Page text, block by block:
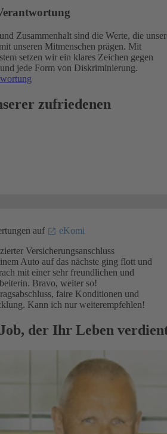
Zusammenhalt sind die Werte, die
unseren Mitmenschen prägen. Mit
setzen wir ein klares Zeichen gegen
jede Form von Diskriminierung.
zufriedenen
auf
eKomi
Versicherungsanschluss
Auto auf das nächste ging flott und
mit einer sehr freundlichen und
Bravo, weiter so!
faire Konditionen und
Kann ich nur weiterempfehlen!
der Ihr Leben